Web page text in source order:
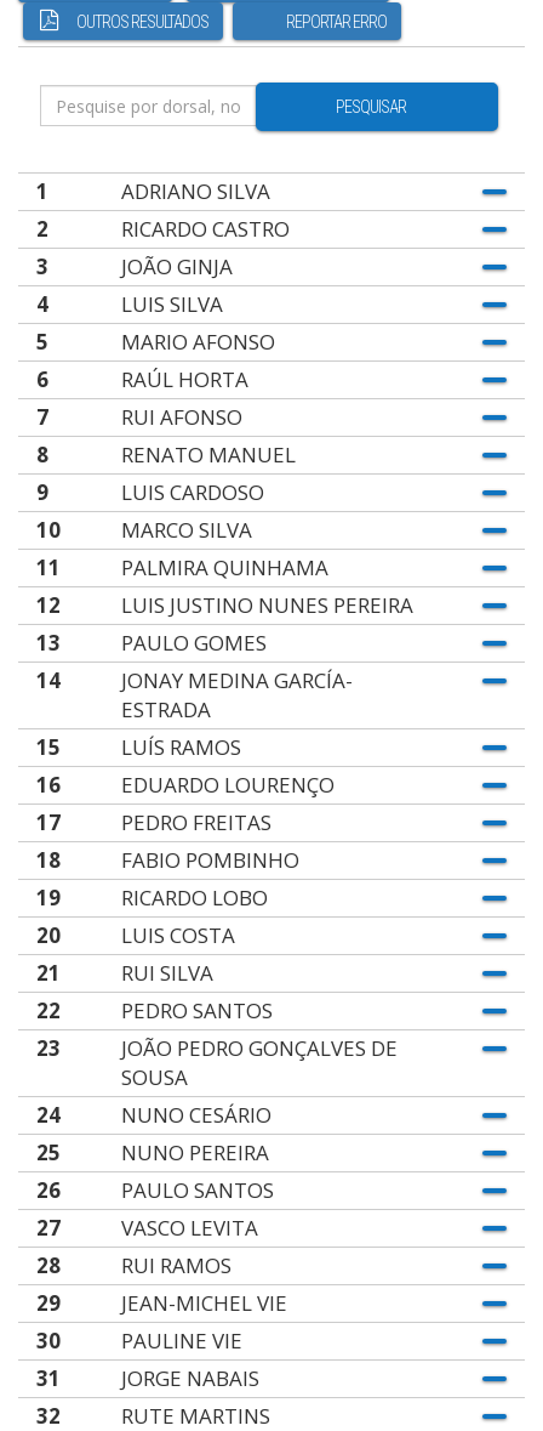
OUTROS RESULTADOS
REPORTAR ERRO
PESQUISAR
1
ADRIANO SILVA
2
RICARDO CASTRO
3
JOÃO GINJA
4
LUIS SILVA
5
MARIO AFONSO
6
RAÚL HORTA
7
RUI AFONSO
8
RENATO MANUEL
9
LUIS CARDOSO
10
MARCO SILVA
11
PALMIRA QUINHAMA
12
LUIS JUSTINO NUNES PEREIRA
13
PAULO GOMES
14
JONAY MEDINA GARCÍA-
ESTRADA
15
LUÍS RAMOS
16
EDUARDO LOURENÇO
17
PEDRO FREITAS
18
FABIO POMBINHO
19
RICARDO LOBO
20
LUIS COSTA
21
RUI SILVA
22
PEDRO SANTOS
23
JOÃO PEDRO GONÇALVES DE
SOUSA
24
NUNO CESÁRIO
25
NUNO PEREIRA
26
PAULO SANTOS
27
VASCO LEVITA
28
RUI RAMOS
29
JEAN-MICHEL VIE
30
PAULINE VIE
31
JORGE NABAIS
32
RUTE MARTINS